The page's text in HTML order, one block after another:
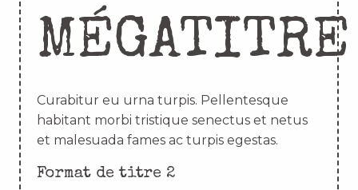
MÉGATITRE
Curabitur eu urna turpis. Pellentesque
habitant morbi tristique senectus et netus
et malesuada fames ac turpis egestas.
Format de titre 2